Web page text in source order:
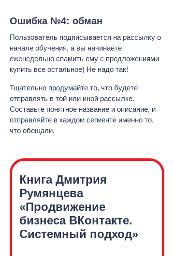
Ошибка №4: обман
Пользователь подписывается на рассылку о
начале обучения, а вы начинаете
еженедельно спамить ему с предложениями
купить все остальное) Не надо так!
Тщательно продумайте то, что будете
отправлять в той или иной рассылке.
Составьте понятное название и описание, и
отправляйте в каждом сегменте именно то,
что обещали.
Книга Дмитрия
Румянцева
«Продвижение
бизнесаВКонтакте.
Системный подход»